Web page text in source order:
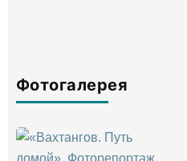
Фотогалерея